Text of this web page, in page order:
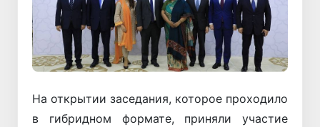
На открытии заседания, которое проходило
в гибридном формате, приняли участие